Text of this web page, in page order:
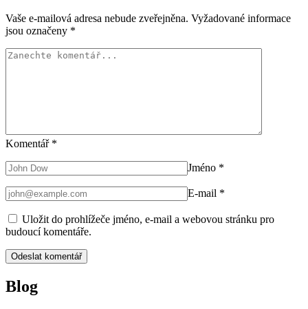
Vaše e-mailová adresa nebude zveřejněna. Vyžadované informace
jsou označeny *
Komentář *
Jméno *
E-mail *
Uložit do prohlížeče jméno, e-mail a webovou stránku pro
budoucí komentáře.
Blog